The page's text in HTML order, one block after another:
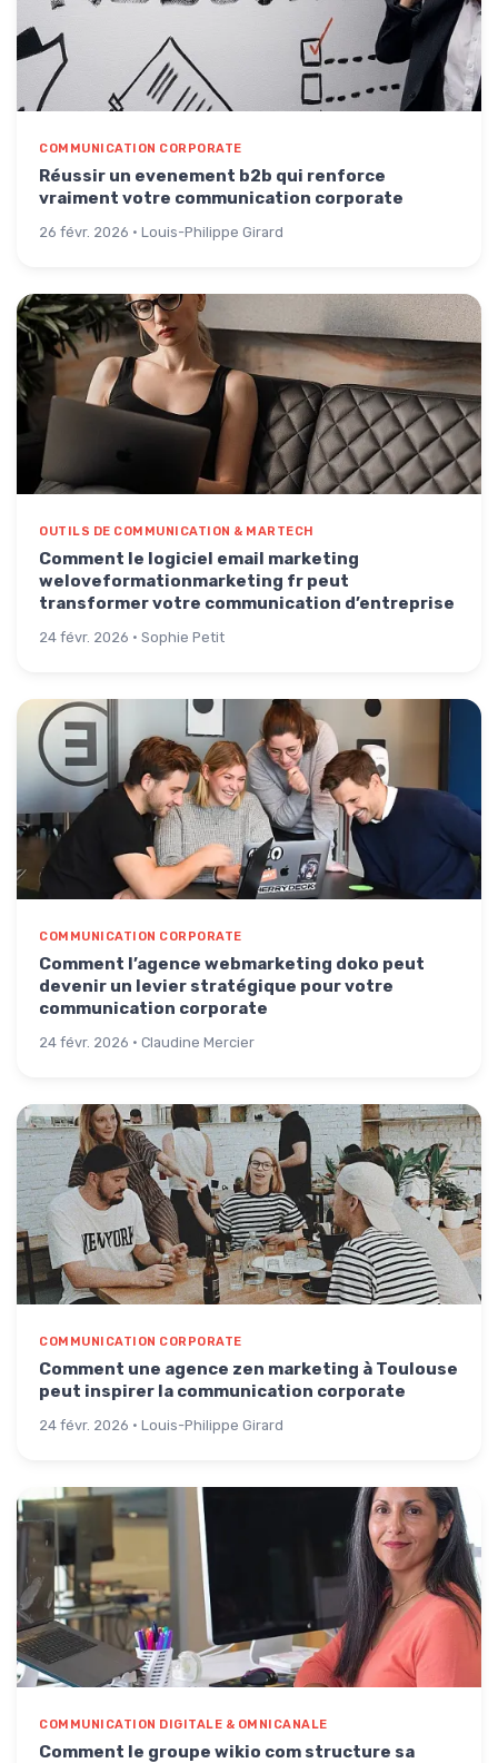
COMMUNICATION CORPORATE
Réussir un evenement b2b qui renforce
vraiment votre communication corporate
26 févr. 2026 · Louis-Philippe Girard
OUTILS DE COMMUNICATION & MARTECH
Comment le logiciel email marketing
weloveformationmarketing fr peut
transformer votre communication d’entreprise
24 févr. 2026 · Sophie Petit
COMMUNICATION CORPORATE
Comment l’agence webmarketing doko peut
devenir un levier stratégique pour votre
communication corporate
24 févr. 2026 · Claudine Mercier
COMMUNICATION CORPORATE
Comment une agence zen marketing à Toulouse
peut inspirer la communication corporate
24 févr. 2026 · Louis-Philippe Girard
COMMUNICATION DIGITALE & OMNICANALE
Comment le groupe wikio com structure sa